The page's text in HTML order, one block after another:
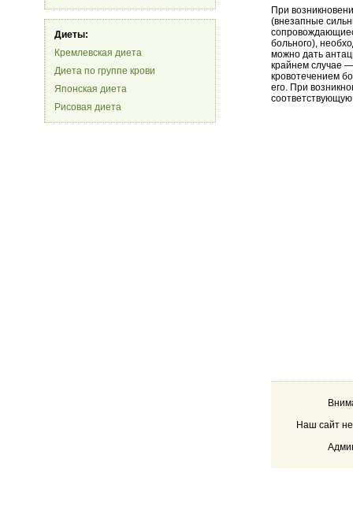
Диеты:
Кремлевская диета
Диета по группе крови
Японская диета
Рисовая диета
При
(внезапные
больного),
можно дать
крайнем случае
кровотечением
его. При
Наш сайт